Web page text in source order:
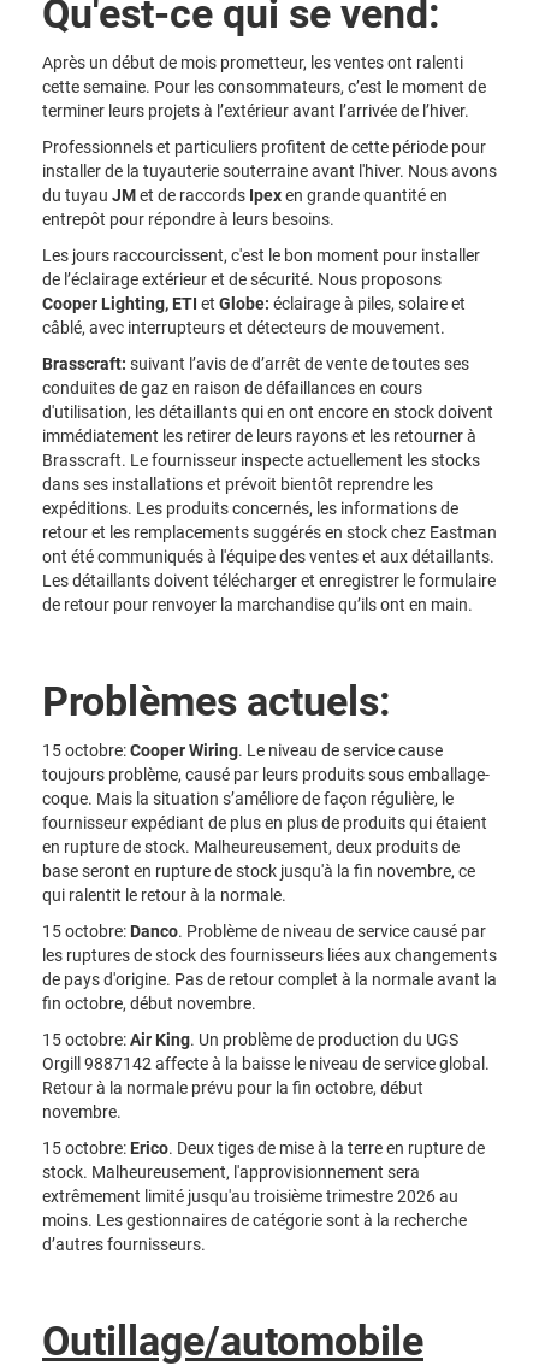
Qu'est-ce qui se vend:
Après un début de mois prometteur, les ventes ont ralenti
cette semaine. Pour les consommateurs, c’est le moment de
terminer leurs projets à l’extérieur avant l’arrivée de l’hiver.
Professionnels et particuliers profitent de cette période pour
installer de la tuyauterie souterraine avant l'hiver. Nous avons
du tuyau JMet de raccords Ipexen grande quantité en
entrepôt pour répondre à leurs besoins.
Les jours raccourcissent, c'est le bon moment pour installer
de l’éclairage extérieur et de sécurité. Nous proposons
Cooper Lighting, ETI et Globe: éclairage à piles, solaire et
câblé, avec interrupteurs et détecteurs de mouvement.
Brasscraft: suivant l’avis de d’arrêt de vente de toutes ses
conduites de gaz en raison de défaillances en cours
d'utilisation, les détaillants qui en ont encore en stock doivent
immédiatement les retirer de leurs rayons et les retourner à
Brasscraft. Le fournisseur inspecte actuellement les stocks
dans ses installations et prévoit bientôt reprendre les
expéditions. Les produits concernés, les informations de
retour et les remplacements suggérés en stock chez Eastman
ont été communiqués à l'équipe des ventes et aux détaillants.
Les détaillants doivent télécharger et enregistrer le formulaire
de retour pour renvoyer la marchandise qu’ils ont en main.
Problèmes actuels:
15 octobre:Cooper Wiring. Le niveau de service cause
toujours problème, causé par leurs produits sous emballage-
coque. Mais la situation s’améliore de façon régulière, le
fournisseur expédiant de plus en plus de produits qui étaient
en rupture de stock. Malheureusement, deux produits de
base seront en rupture de stock jusqu'à la fin novembre, ce
qui ralentit le retour à la normale.
15 octobre: Danco. Problème de niveau de service causé par
les ruptures de stock des fournisseurs liées aux changements
de pays d'origine. Pas de retour complet à la normale avant la
fin octobre, début novembre.
15 octobre:Air King. Un problème de production du UGS
Orgill 9887142 affecte à la baisse le niveau de service global.
Retour à la normale prévu pour la fin octobre, début
novembre.
15 octobre: Erico. Deux tiges de mise à la terre en rupture de
stock. Malheureusement, l'approvisionnement sera
extrêmement limité jusqu'au troisième trimestre 2026 au
moins. Les gestionnaires de catégorie sont à la recherche
d’autres fournisseurs.
Outillage/automobile